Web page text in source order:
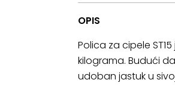
OPIS
Polica za cipele
kilograma. Budući
udoban jastuk u